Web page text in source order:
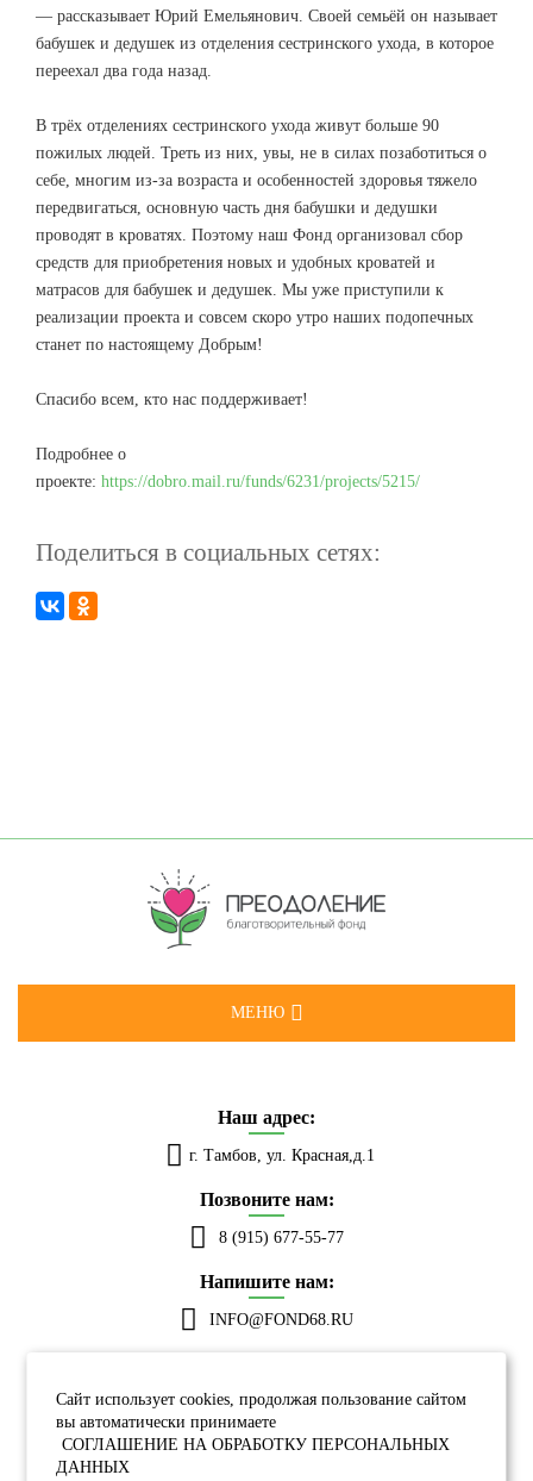
— рассказывает Юрий Емельянович. Своей семьёй он называет
бабушек и дедушек из отделения сестринского ухода, в которое
переехал два года назад.
В трёх отделениях сестринского ухода живут больше 90
пожилых людей. Треть из них, увы, не в силах позаботиться о
себе, многим из-за возраста и особенностей здоровья тяжело
передвигаться, основную часть дня бабушки и дедушки
проводят в кроватях. Поэтому наш Фонд организовал сбор
средств для приобретения новых и удобных кроватей и
матрасов для бабушек и дедушек. Мы уже приступили к
реализации проекта и совсем скоро утро наших подопечных
станет по настоящему Добрым!
Спасибо всем, кто нас поддерживает!
Подробнее о
проекте: https://dobro.mail.ru/funds/6231/projects/5215/
Поделиться в социальных сетях:
МЕНЮ
ИМ ПОМОГАЕМ
КОНТАКТЫ
ФОТОГАЛЕРЕЯ
ХОЧУ ПОМОГАТЬ
АКТУАЛЬНО
Наш адрес:
г. Тамбов, ул. Красная,д.1
Позвоните нам:
8 (915) 677-55-77
Напишите нам:
INFO@FOND68.RU
Сайт использует cookies, продолжая пользование сайтом
вы автоматически принимаете
СОГЛАШЕНИЕ НА ОБРАБОТКУ ПЕРСОНАЛЬНЫХ
ДАННЫХ